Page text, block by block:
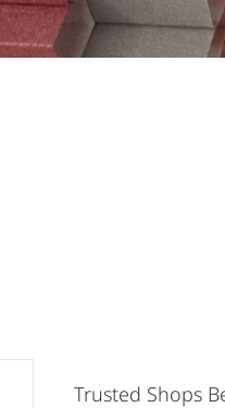
Trusted Shops